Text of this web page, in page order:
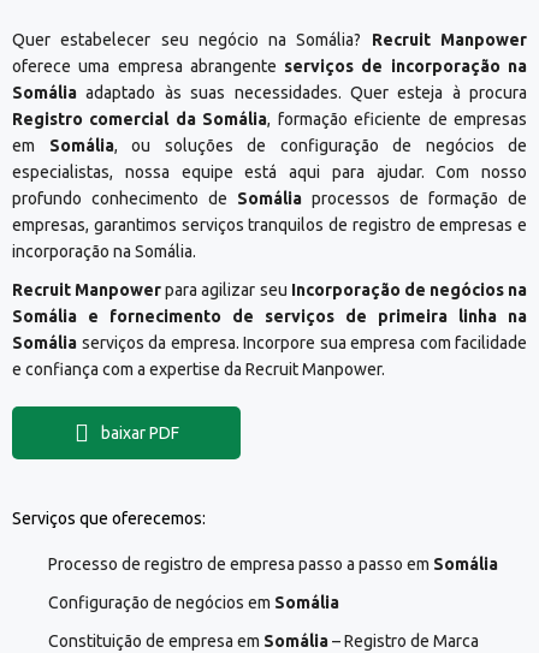
Quer estabelecer seu negócio na Somália? Recruit Manpower
oferece uma empresa abrangente serviços de incorporação na
Somália adaptado às suas necessidades. Quer esteja à procura
Registro comercial da Somália, formação eficiente de empresas
em Somália, ou soluções de configuração de negócios de
especialistas, nossa equipe está aqui para ajudar. Com nosso
profundo conhecimento de Somália processos de formação de
empresas, garantimos serviços tranquilos de registro de empresas e
incorporação na Somália.
Recruit Manpowerpara agilizar seu Incorporação de negócios na
Somália e fornecimento de serviços de primeira linha na
Somália serviços da empresa. Incorpore sua empresa com facilidade
e confiança com a expertise da Recruit Manpower.
baixar PDF
Serviços que oferecemos:
Processo de registro de empresa passo a passo em Somália
Configuração de negócios em Somália
Constituição de empresa em Somália– Registro de Marca